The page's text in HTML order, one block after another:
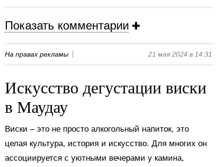
Показать комментарии
На правах рекламы 21 мая 2024 в 14:31
Искусство дегустации виски
в Маудау
Виски – это не просто алкогольный напиток, это
целая культура, история и искусство. Для многих он
ассоциируется с уютными вечерами у камина,